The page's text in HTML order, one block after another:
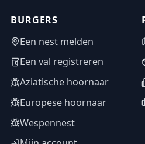
BURGERS
Een nest melden
Een val registreren
Aziatische hoornaar
Europese hoornaar
Wespennest